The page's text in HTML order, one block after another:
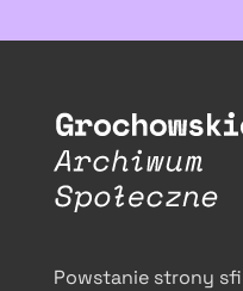
Powstanie strony